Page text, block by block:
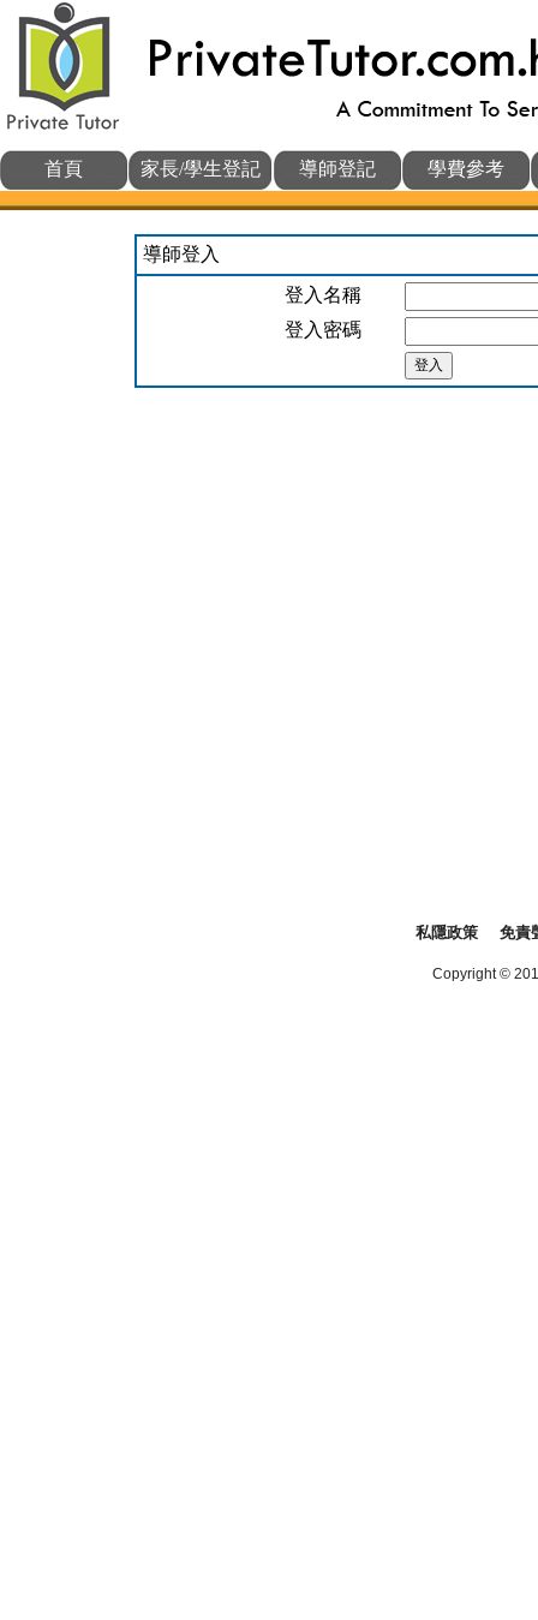
首頁 家長/學生登記 導師登記 學費參考
導師登入
登入名稱
登入密碼
私隱政策 免責
Copyright ©